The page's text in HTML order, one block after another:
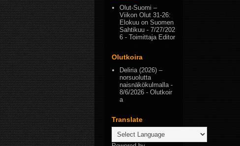
Olut-Suomi –
Viikon Olut 31-26:
Elokuu on Suomen
Sahtikuu - 7/27/202
6 - Toimittaja Editor
Olutkoira
Deliria (2026) –
norsuolutta
naisnäkökulmalla -
8/6/2026 - Olutkoir
a
Translate